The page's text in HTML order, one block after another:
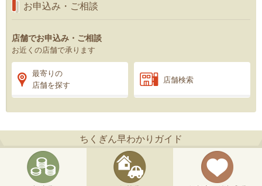
お申込み・ご相談
店舗でお申込み・ご相談
お近くの店舗で承ります
最寄りの
店舗を探す
店舗検索
ちくぎん早わかりガイド